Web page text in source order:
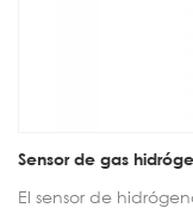
Sensor de gas
El sensor de